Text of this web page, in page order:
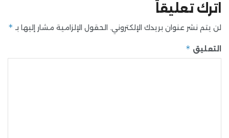
اترك تعليقاً
لن يتم نشر عنوان بريدك الإلكتروني. الحقول الإلزامية مشار إليها بـ *
التعليق *